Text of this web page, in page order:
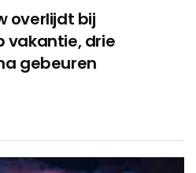
overlijdt bij
vakantie, drie
gebeuren